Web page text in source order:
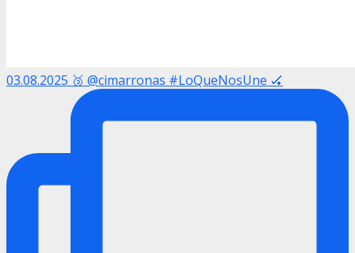
03.08.2025 🥉 @cimarronas #LoQueNosUne 🏑